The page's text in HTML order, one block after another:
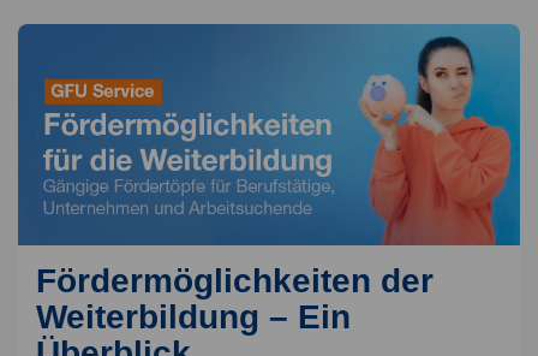
im
und
Winter
Fördermöglichkeiten der
Weiterbildung – Ein